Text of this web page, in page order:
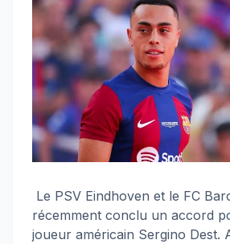
Le PSV Eindhoven et le FC
récemment conclu un accord
joueur américain Sergino Dest.